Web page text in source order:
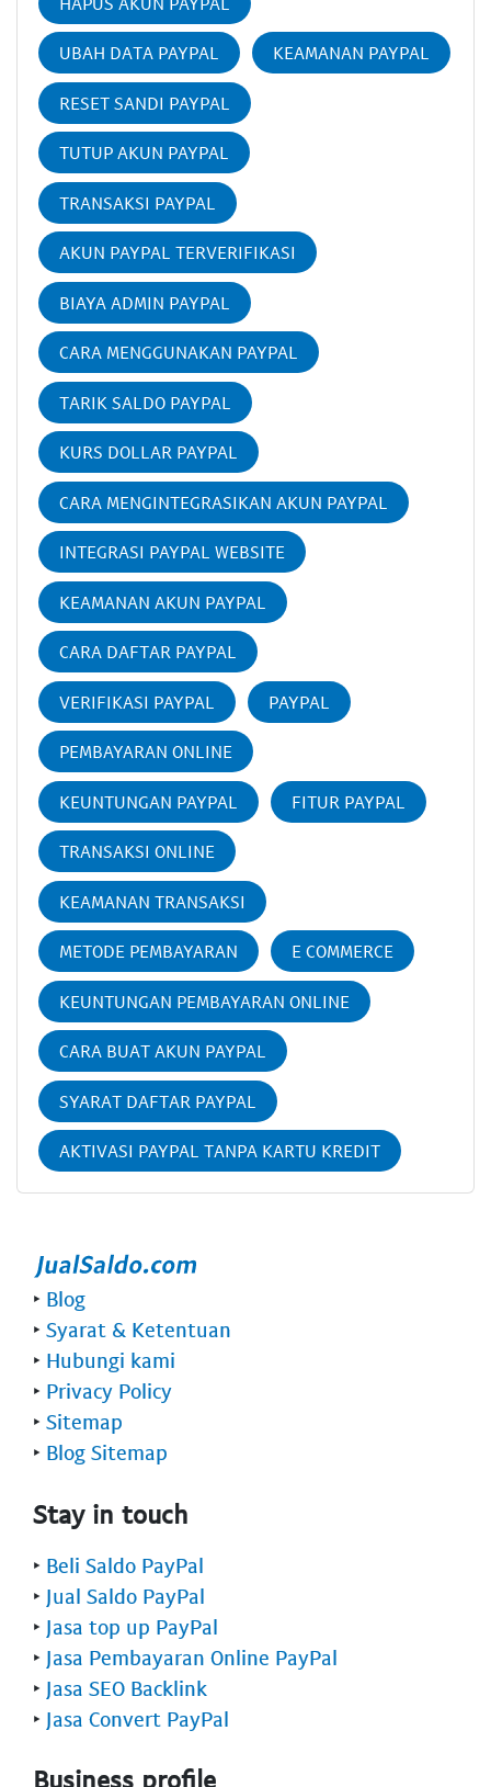
UBAH DATA PAYPAL KEAMANAN PAYPAL
RESET SANDI PAYPAL
TUTUP AKUN PAYPAL
TRANSAKSI PAYPAL
AKUN PAYPAL TERVERIFIKASI
BIAYA ADMIN PAYPAL
CARA MENGGUNAKAN PAYPAL
TARIK SALDO PAYPAL
KURS DOLLAR PAYPAL
CARA MENGINTEGRASIKAN AKUN PAYPAL
INTEGRASI PAYPAL WEBSITE
KEAMANAN AKUN PAYPAL
CARA DAFTAR PAYPAL
VERIFIKASI PAYPAL PAYPAL
PEMBAYARAN ONLINE
KEUNTUNGAN PAYPAL FITUR PAYPAL
TRANSAKSI ONLINE
KEAMANAN TRANSAKSI
METODE PEMBAYARAN E COMMERCE
KEUNTUNGAN PEMBAYARAN ONLINE
CARA BUAT AKUN PAYPAL
SYARAT DAFTAR PAYPAL
AKTIVASI PAYPAL TANPA KARTU KREDIT
‣ Blog
‣ Syarat & Ketentuan
‣ Hubungi kami
‣ Privacy Policy
‣ Sitemap
‣ Blog Sitemap
Stay in touch
‣ Beli Saldo PayPal
‣ Jual Saldo PayPal
‣ Jasa top up PayPal
‣ Jasa Pembayaran Online PayPal
‣ Jasa SEO Backlink
‣ Jasa Convert PayPal
Business profile